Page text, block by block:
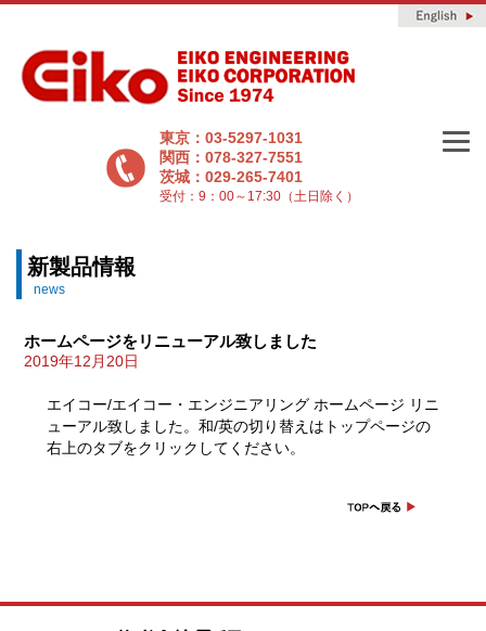
東京：03-5297-1031
関西：078-327-7551
茨城：029-265-7401
受付：9：00～17:30（土日除く）
新製品情報
news
ホームページをリニューアル致しました
2019年12月20日
エイコー/エイコー・エンジニアリング ホームページ リニ
ューアル致しました。和/英の切り替えはトップページの
右上のタブをクリックしてください。